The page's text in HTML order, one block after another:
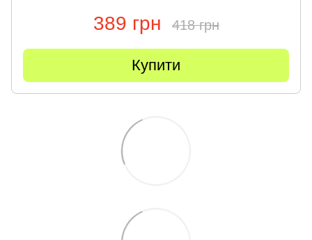
389 грн 418 грн
Купити